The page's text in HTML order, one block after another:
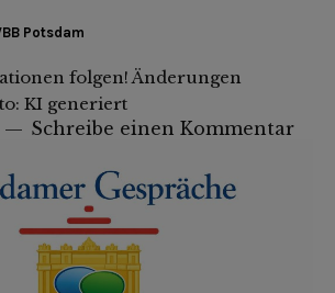
Potsdam
folgen! Änderungen
KI generiert
Schreibe einen Kommentar